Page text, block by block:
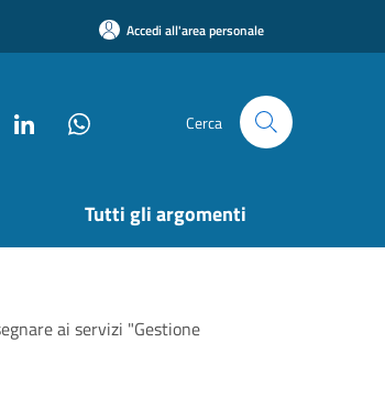
Accedi all'area personale
Cerca
Tutti gli argomenti
ai servizi "Gestione